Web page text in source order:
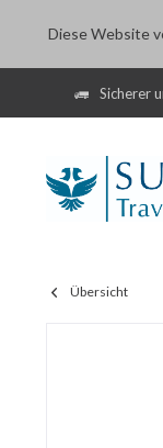
Diese Website
Sicherer
Übersicht